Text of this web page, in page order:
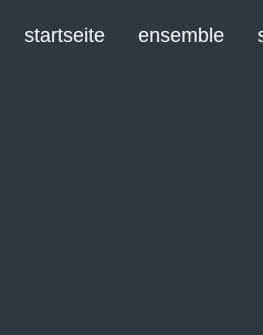
startseite ensemble